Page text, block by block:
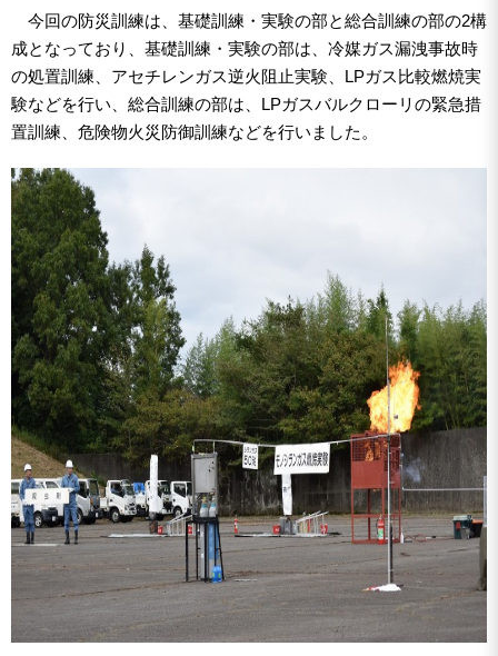
今回の防災訓練は、基礎訓練・実験の部と総合訓練の部の2構
成となっており、基礎訓練・実験の部は、冷媒ガス漏洩事故時
の処置訓練、アセチレンガス逆火阻止実験、LPガス比較燃焼実
験などを行い、総合訓練の部は、LPガスバルクローリの緊急措
置訓練、危険物火災防御訓練などを行いました。